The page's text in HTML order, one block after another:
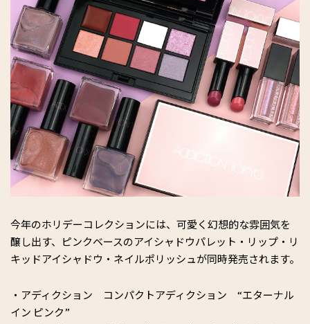
今年のホリデーコレクションには、可愛く幻想的な雰囲気を
醸し出す、ピンクベースのアイシャドウパレット・リップ・リ
キッドアイシャドウ・ネイルポリッシュが同時発売されます。
・アディクション コンパクトアディクション “エターナル
イン ピンク”